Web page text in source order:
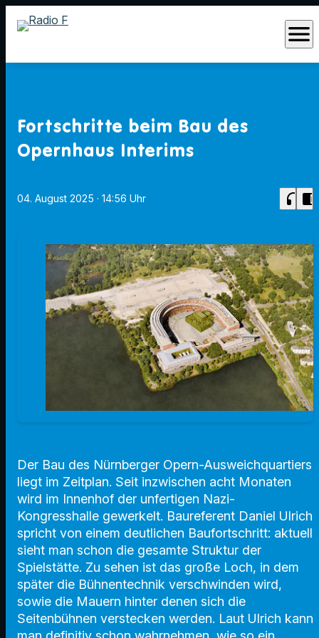
menu
Fortschritte beim Bau des
Opernhaus Interims
04. August 2025 · 14:56 Uhr headphones chrome_reader_mode
Der Bau des Nürnberger Opern-Ausweichquartiers
liegt im Zeitplan. Seit inzwischen acht Monaten
wird im Innenhof der unfertigen Nazi-
Kongresshalle gewerkelt. Baureferent Daniel Ulrich
spricht von einem deutlichen Baufortschritt: aktuell
sieht man schon die gesamte Struktur der
Spielstätte. Zu sehen ist das große Loch, in dem
später die Bühnentechnik verschwinden wird,
sowie die Mauern hinter denen sich die
Seitenbühnen verstecken werden. Laut Ulrich kann